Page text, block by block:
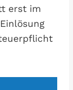
erst im